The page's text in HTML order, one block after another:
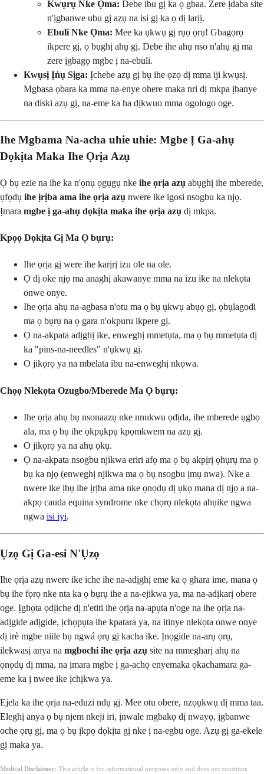
Kwụrụ Nke Ọma: Debe ibu gị ka ọ gbaa. Zere ịdaba site
n'ịgbanwe ubu gị azụ na isi gị ka ọ dị larịị.
Ebuli Nke Ọma: Mee ka ụkwụ gị rụọ ọrụ! Gbagọrọ
ikpere gị, ọ bụghị ahụ gị. Debe ihe ahụ nso n'ahụ gị ma
zere ịgbagọ mgbe ị na-ebuli.
Kwụsị Ịṅụ Sịga: Ịchebe azụ gị bụ ihe ọzọ dị mma iji kwụsị.
Mgbasa ọbara ka mma na-enye ohere maka nri dị mkpa ịbanye
na diski azụ gị, na-eme ka ha dịkwuo mma ogologo oge.
Ihe Mgbama Na-acha uhie uhie: Mgbe Ị Ga-ahụ
Dọkịta Maka Ihe Ọrịa Azụ
Ọ bụ ezie na ihe ka n'ọnụ ọgụgụ nke ihe ọrịa azụ abụghị ihe mberede,
ụfọdụ ihe ịrịba ama ihe ọrịa azụ nwere ike igosi nsogbu ka njọ.
Ịmara mgbe ị ga-ahụ dọkịta maka ihe ọrịa azụ dị mkpa.
Kpọọ Dọkịta Gị Ma Ọ bụrụ:
Ihe ọrịa gị were ihe karịrị izu ole na ole.
Ọ dị oke njọ ma anaghị akawanye mma na izu ike na nlekọta
onwe onye.
Ihe ọrịa ahụ na-agbasa n'otu ma ọ bụ ụkwụ abụọ gị, ọbụlagodi
ma ọ bụrụ na ọ gara n'okpuru ikpere gị.
Ọ na-akpata adịghị ike, enweghị mmetụta, ma ọ bụ mmetụta dị
ka "pins-na-needles" n'ụkwụ gị.
O jikọrọ ya na mbelata ibu na-enweghị nkọwa.
Chọọ Nlekọta Ozugbo/Mberede Ma Ọ bụrụ:
Ihe ọrịa ahụ bụ nsonaazụ nke nnukwu ọdịda, ihe mberede ụgbọ
ala, ma ọ bụ ihe ọkpụkpụ kpọmkwem na azụ gị.
O jikọrọ ya na ahụ ọkụ.
Ọ na-akpata nsogbu njikwa eriri afọ ma ọ bụ akpịrị ọhụrụ ma ọ
bụ ka njọ (enweghị njikwa ma ọ bụ nsogbu ịmụ nwa). Nke a
nwere ike ịbụ ihe ịrịba ama nke ọnọdụ dị ụkọ mana dị njọ a na-
akpọ cauda equina syndrome nke chọrọ nlekọta ahụike ngwa
ngwa isi iyi.
Ụzọ Gị Ga-esi N'Ụzọ
Ihe ọrịa azụ nwere ike iche ihe na-adịghị eme ka ọ ghara ime, mana ọ
bụ ihe fọrọ nke nta ka ọ bụrụ ihe a na-ejikwa ya, ma na-adịkarị obere
oge. Ịghọta ọdịiche dị n'etiti ihe ọrịa na-apụta n'oge na ihe ọrịa na-
adịgide adịgide, ịchọpụta ihe kpatara ya, na itinye nlekọta onwe onye
dị irè mgbe niile bụ ngwá ọrụ gị kacha ike. Ịnọgide na-arụ ọrụ,
ilekwasị anya na mgbochi ihe ọrịa azụ site na mmegharị ahụ na
ọnọdụ dị mma, na ịmara mgbe ị ga-achọ enyemaka ọkachamara ga-
eme ka ị nwee ike ịchịkwa ya.
Ejela ka ihe ọrịa na-eduzi ndụ gị. Mee otu obere, nzọụkwụ dị mma taa.
Eleghị anya ọ bụ njem nkeji iri, ịnwale mgbakọ dị nwayọ, ịgbanwe
oche ọrụ gị, ma ọ bụ ịkpọ dọkịta gị nke ị na-egbu oge. Azụ gị ga-ekele
gị maka ya.
Medical Disclaimer: This article is for informational purposes only and does not constitute